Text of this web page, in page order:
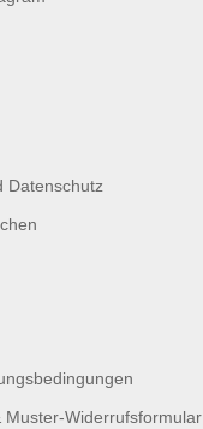
Datenschutz
Muster-Widerrufsformular